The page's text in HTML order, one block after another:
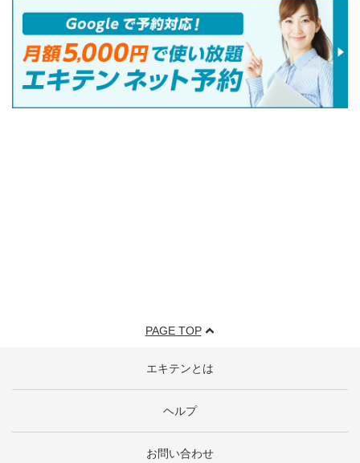
PAGE TOP
エキテンとは
ヘルプ
お問い合わせ